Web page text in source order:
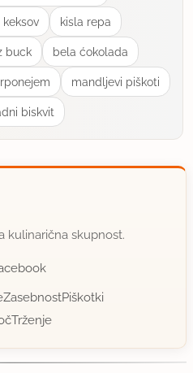
kisla repa
buck bela ćokolada
mandljevi piškoti
biskvit
kulinarična skupnost.
ZasebnostPiškotki
Trženje